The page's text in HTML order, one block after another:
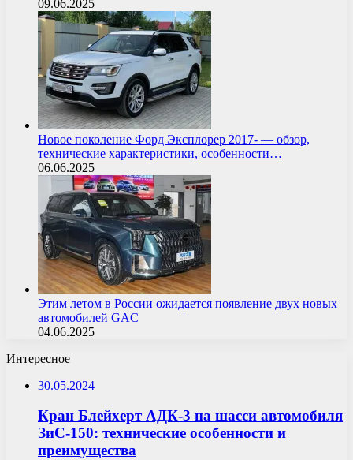
09.06.2025
Новое поколение Форд Эксплорер 2017- — обзор,
технические характеристики, особенности…
06.06.2025
Этим летом в России ожидается появление двух новых
автомобилей GAC
04.06.2025
Интересное
30.05.2024
Кран Блейхерт АДК-3 на шасси автомобиля
ЗиС-150: технические особенности и
преимущества